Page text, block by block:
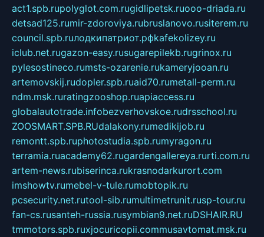
act1.spb.rupolyglot.com.rugidlipetsk.ruooo-driada.ru
detsad125.rumir-zdoroviya.rubruslanovo.rusiterem.ru
council.spb.ruлодкипатриот.рфkafekolizey.ru
iclub.net.rugazon-easy.rusugarepilekb.rugrinox.ru
pylesostineco.rumsts-ozarenie.rukameryjooan.ru
artemovskij.rudopler.spb.ruaid70.rumetall-perm.ru
ndm.msk.ruratingzooshop.ruapiaccess.ru
globalautotrade.infobezverhovskoe.rudrsschool.ru
ZOOSMART.SPB.RUdalakony.rumedikijob.ru
remontt.spb.ruphotostudia.spb.rumyragon.ru
terramia.ruacademy62.rugardengallereya.rurti.com.ru
artem-news.rubiserinca.rukrasnodarkurort.com
imshowtv.rumebel-v-tule.rumobtopik.ru
pcsecurity.net.rutool-sib.rumultimetrunit.rusp-tour.ru
fan-cs.rusanteh-russia.rusymbian9.net.ruDSHAIR.RU
tmmotors.spb.ruxjocuricopii.commusavtomat.msk.ru